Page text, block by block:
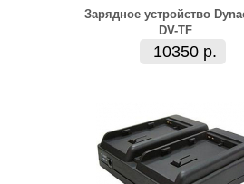
Зарядное устройство
DV-TF
10350 р.